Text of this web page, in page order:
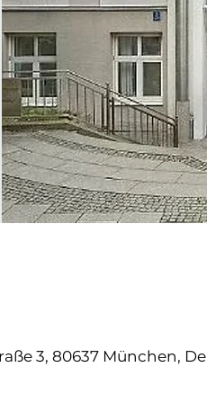
3, 80637 München,